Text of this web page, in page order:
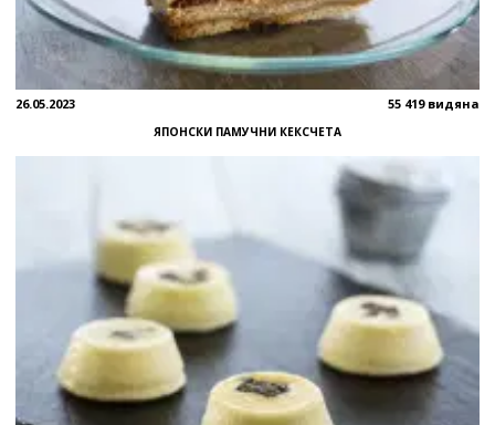
26.05.2023 55 419 видяна
ЯПОНСКИ ПАМУЧНИ КЕКСЧЕТА